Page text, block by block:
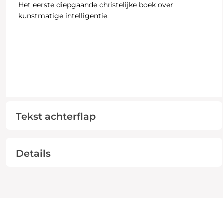
Het eerste diepgaande christelijke boek over
kunstmatige intelligentie.
Tekst achterflap
Details